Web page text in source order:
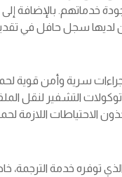
خدماتهم. بالإضافة
لديها سجل حافل في
سرية وأمن قوية
التشفير لنقل
الاحتياطات اللازمة
الذي توفره خدمة